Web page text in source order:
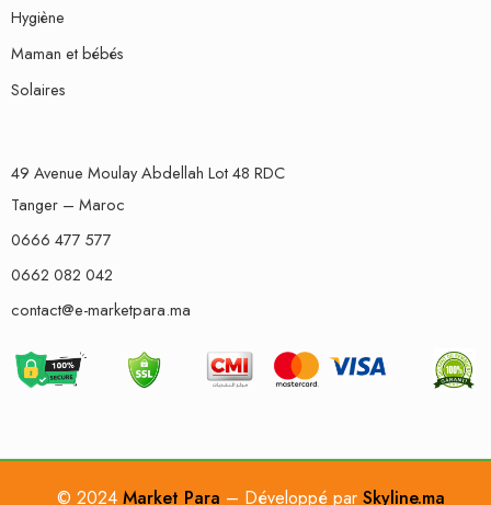
Hygiène
Maman et bébés
Solaires
49 Avenue Moulay Abdellah Lot 48 RDC
Tanger – Maroc
0666 477 577
0662 082 042
contact@e-marketpara.ma
© 2024 Market Para – Développé par Skyline.ma